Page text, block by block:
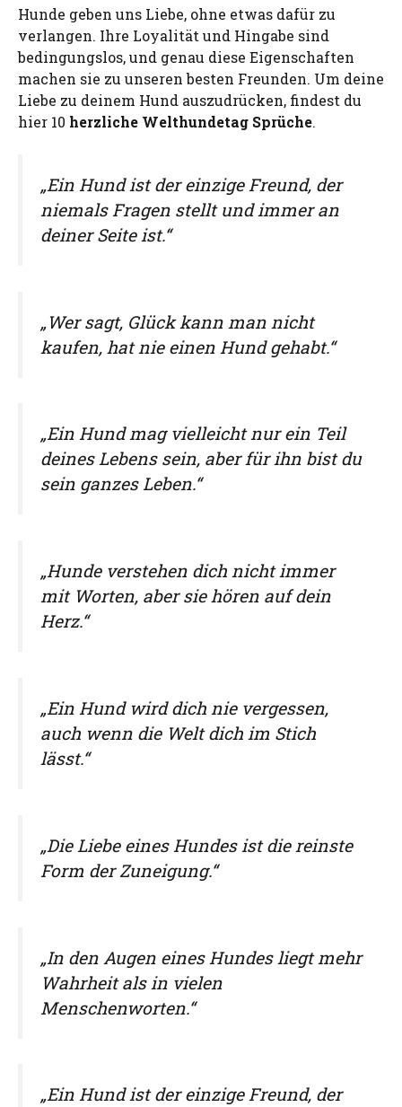
Hunde geben uns Liebe, ohne etwas dafür zu
verlangen. Ihre Loyalität und Hingabe sind
bedingungslos, und genau diese Eigenschaften
machen sie zu unseren besten Freunden. Um deine
Liebe zu deinem Hund auszudrücken, findest du
hier 10 herzliche Welthundetag Sprüche.
„Ein Hund ist der einzige Freund, der
niemals Fragen stellt und immer an
deiner Seite ist.“
„Wer sagt, Glück kann man nicht
kaufen, hat nie einen Hund gehabt.“
„Ein Hund mag vielleicht nur ein Teil
deines Lebens sein, aber für ihn bist du
sein ganzes Leben.“
„Hunde verstehen dich nicht immer
mit Worten, aber sie hören auf dein
Herz.“
„Ein Hund wird dich nie vergessen,
auch wenn die Welt dich im Stich
lässt.“
„Die Liebe eines Hundes ist die reinste
Form der Zuneigung.“
„In den Augen eines Hundes liegt mehr
Wahrheit als in vielen
Menschenworten.“
„Ein Hund ist der einzige Freund, der